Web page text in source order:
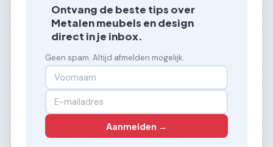
Ontvang de beste tips over
Metalen meubels en design
direct in je inbox.
Geen spam. Altijd afmelden mogelijk.
Aanmelden →